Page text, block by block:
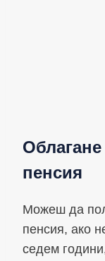
пенсия
Можеш да
пенсия, ако
седем